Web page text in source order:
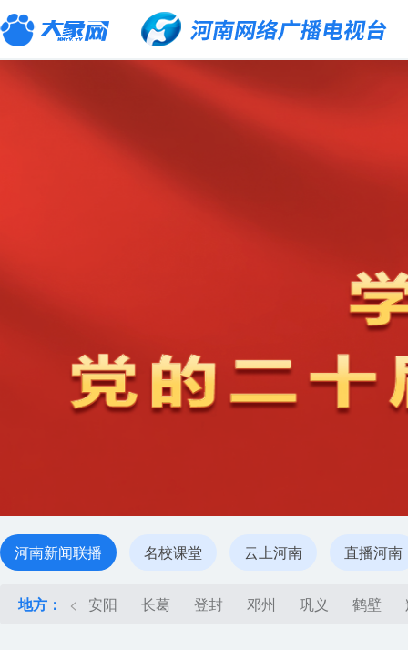
河南新闻联播 名校课堂 云上河南 直播河南
地方： < 安阳 长葛 登封 邓州 巩义 鹤壁